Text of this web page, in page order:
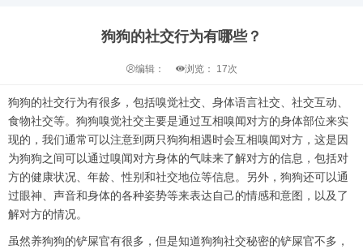
狗狗的社交行为有哪些？
编辑： 浏览： 17次
狗狗的社交行为有很多，包括嗅觉社交、身体语言社交、社交互动、
食物社交等。狗狗嗅觉社交主要是通过互相嗅闻对方的身体部位来实
现的，我们通常可以注意到两只狗狗相遇时会互相嗅闻对方，这是因
为狗狗之间可以通过嗅闻对方身体的气味来了解对方的信息，包括对
方的健康状况、年龄、性别和社交地位等信息。另外，狗狗还可以通
过眼神、声音和身体的各种姿势等来表达自己的情感和意图，以及了
解对方的情况。
虽然养狗狗的铲屎官有很多，但是知道狗狗社交秘密的铲屎官不多，